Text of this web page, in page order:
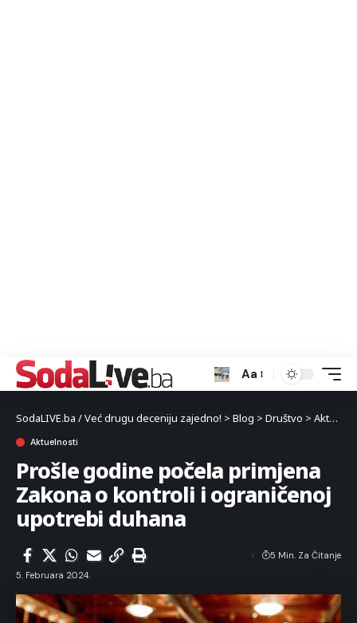
Aa
SodaLIVE.ba / Već drugu deceniju zajedno! > Blog > Društvo > Aktuelnosti
Aktuelnosti
Prošle godine počela primjena
Zakona o kontroli i ograničenoj
upotrebi duhana
5. Februara 2024.
5 Min. Za Čitanje